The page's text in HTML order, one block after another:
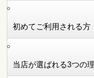
初めてご利用される方
当店が選ばれる3つの